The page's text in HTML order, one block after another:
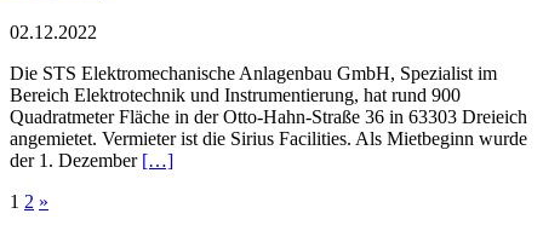
02.12.2022
Die STS Elektromechanische Anlagenbau GmbH, Spezialist im
Bereich Elektrotechnik und Instrumentierung, hat rund 900
Quadratmeter Fläche in der Otto-Hahn-Straße 36 in 63303 Dreieich
angemietet. Vermieter ist die Sirius Facilities. Als Mietbeginn wurde
der 1. Dezember […]
1 2 »